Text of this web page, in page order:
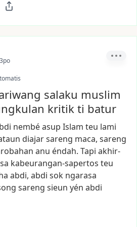
3po
salaku muslim
kritik ti batur
nembéasup Islam teu lami
diajarsareng maca, sareng
anu éndah. Tapi akhir-
kabeurangan-sapertos teu
abdi, abdi sok ngarasa
sareng sieun yén abdi